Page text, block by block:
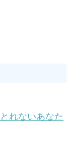
れないあなた